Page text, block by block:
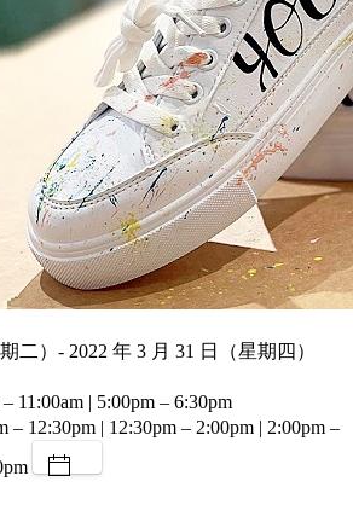
二）- 2022 年 3 月 31 日（星期四）
11:00am | 5:00pm – 6:30pm
12:30pm | 12:30pm – 2:00pm | 2:00pm –